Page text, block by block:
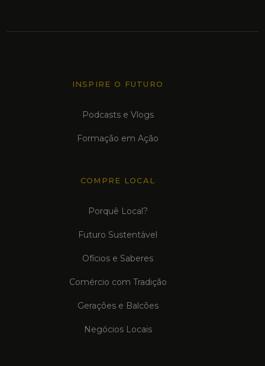
INSPIRE O FUTURO
Podcasts e Vlogs
Formação em Ação
COMPRE LOCAL
Porquê Local?
Futuro Sustentável
Ofícios e Saberes
Comércio com Tradição
Gerações e Balcões
Negócios Locais